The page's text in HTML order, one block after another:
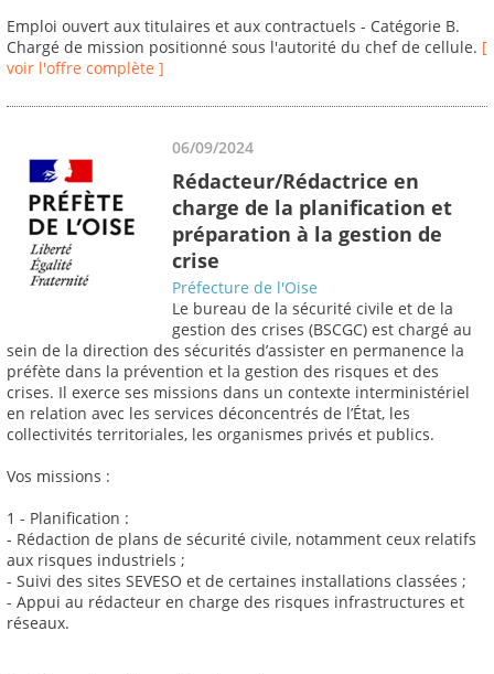
Emploi ouvert aux titulaires et aux contractuels - Catégorie B.
Chargé de mission positionné sous l'autorité du chef de cellule. [
voir l'offre complète ]
06/09/2024
Rédacteur/Rédactrice en
charge de la planification et
préparation à la gestion de
crise
Préfecture de l'Oise
Le bureau de la sécurité civile et de la
gestion des crises (BSCGC) est chargé au
sein de la direction des sécurités d’assister en permanence la
préfète dans la prévention et la gestion des risques et des
crises. Il exerce ses missions dans un contexte interministériel
en relation avec les services déconcentrés de l’État, les
collectivités territoriales, les organismes privés et publics.
Vos missions :
1 - Planification :
- Rédaction de plans de sécurité civile, notamment ceux relatifs
aux risques industriels ;
- Suivi des sites SEVESO et de certaines installations classées ;
- Appui au rédacteur en charge des risques infrastructures et
réseaux.